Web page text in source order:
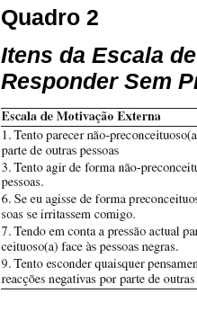
Quadro 2
Itens da Escala
Responder Sem